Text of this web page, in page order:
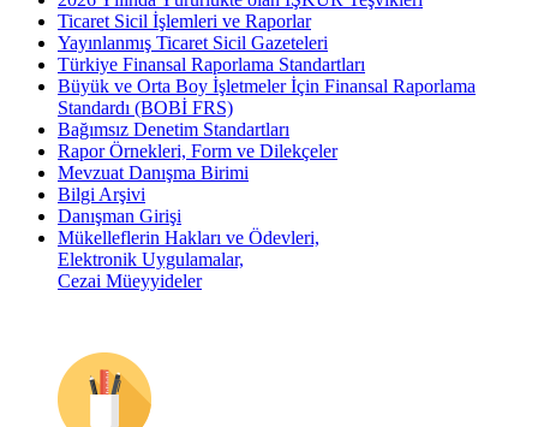
Ticaret Sicil İşlemleri ve Raporlar
Yayınlanmış Ticaret Sicil Gazeteleri
Türkiye Finansal Raporlama Standartları
Büyük ve Orta Boy İşletmeler İçin Finansal Raporlama
Standardı (BOBİ FRS)
Bağımsız Denetim Standartları
Rapor Örnekleri, Form ve Dilekçeler
Mevzuat Danışma Birimi
Bilgi Arşivi
Danışman Girişi
Mükelleflerin Hakları ve Ödevleri,
Elektronik Uygulamalar,
Cezai Müeyyideler